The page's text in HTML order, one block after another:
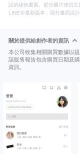
設的綠色畫面。部分圖片僅供
LINE非最新版本，部分畫面設
關於提供給創作者的資訊
本公司收集相關購買數據以
該販售報告包含購買日期及
資訊。